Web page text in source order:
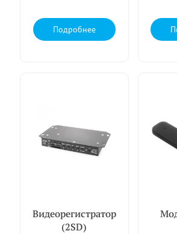
Подробнее
Видеорегистратор
(2SD)